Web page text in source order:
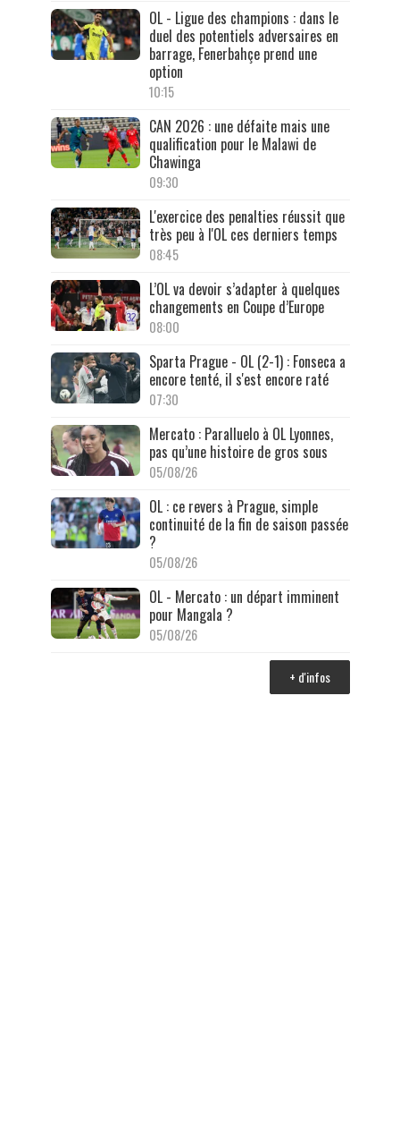
OL - Ligue des champions : dans le
duel des potentiels adversaires en
barrage, Fenerbahçe prend une
option
10:15
CAN 2026 : une défaite mais une
qualification pour le Malawi de
Chawinga
09:30
L'exercice des penalties réussit que
très peu à l'OL ces derniers temps
08:45
L’OL va devoir s’adapter à quelques
changements en Coupe d’Europe
08:00
Sparta Prague - OL (2-1) : Fonseca a
encore tenté, il s'est encore raté
07:30
Mercato : Paralluelo à OL Lyonnes,
pas qu’une histoire de gros sous
05/08/26
OL : ce revers à Prague, simple
continuité de la fin de saison passée
?
05/08/26
OL - Mercato : un départ imminent
pour Mangala ?
05/08/26
+ d'infos